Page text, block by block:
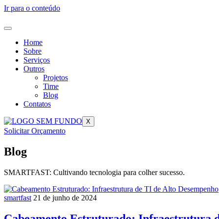
Ir para o conteúdo
Home
Sobre
Serviços
Outros
Projetos
Time
Blog
Contatos
X
Solicitar Orçamento
Blog
SMARTFAST: Cultivando tecnologia para colher sucesso.
smartfast 21 de junho de 2024